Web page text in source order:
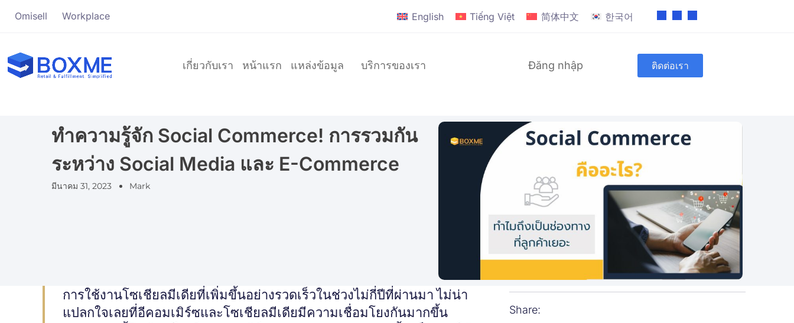
Omisell Workplace English Tiếng Việt 简体中文 한국어
เกี่ยวกับเรา หน้าแรก แหล่งข้อมูล บริการของเรา
D2C
Đăng nhập ติดต่อเรา
ทำความรู้จัก Social Commerce! การรวมกัน
ระหว่าง Social Media และ E-Commerce
มีนาคม 31, 2023 Mark
การใช้งานโซเชียลมีเดียที่เพิ่มขึ้นอย่างรวดเร็วในช่วงไม่กี่ปีที่ผ่านมา ไม่น่า
แปลกใจเลยที่อีคอมเมิร์ซและโซเชียลมีเดียมีความเชื่อมโยงกันมากขึ้น
Share: